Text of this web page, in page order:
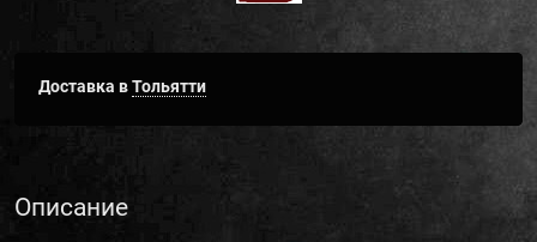
Доставка вТольятти
Описание